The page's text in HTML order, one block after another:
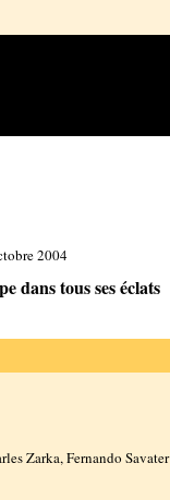
2004
dans tous ses éclats
Zarka, Fernando Savater